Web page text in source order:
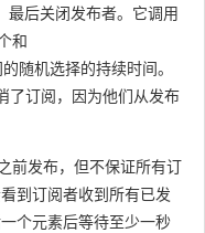
最后关闭发布者。它调用
和
随机选择的持续时间。
了订阅，因为他们从发布
前发布，但不保证所有订
到订阅者收到所有已发
个元素后等待至少一秒